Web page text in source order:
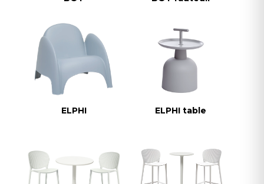
ELPHI ELPHI table